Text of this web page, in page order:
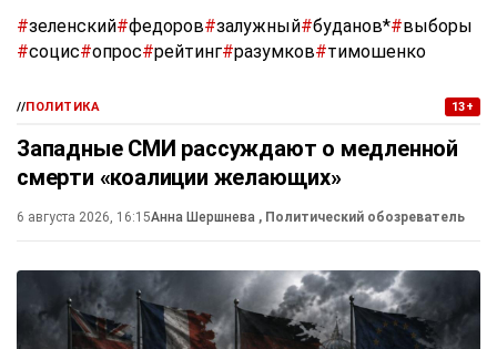
#зеленский#федоров#залужный#буданов*#выборы
#социс#опрос#рейтинг#разумков#тимошенко
//ПОЛИТИКА 13+
Западные СМИ рассуждают о медленной
смерти «коалиции желающих»
6 августа 2026, 16:15Анна Шершнева , Политический обозреватель